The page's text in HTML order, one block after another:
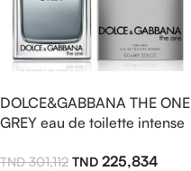
DOLCE&GABBANA THE ONE
GREY eau de toilette intense
301,112 225,834